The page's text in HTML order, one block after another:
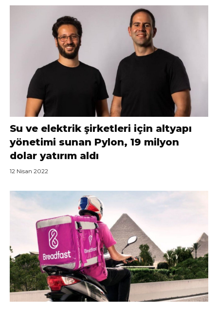
Su ve elektrik şirketleri için altyapı
yönetimi sunan Pylon, 19 milyon
dolar yatırım aldı
12 Nisan 2022